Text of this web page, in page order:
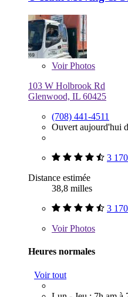
VoirPhotos
103 W Holbrook Rd
Glenwood, IL 60425
(708) 441-4511
Ouvert aujourd'hui
3
Distance estimée
38,8 milles
3
VoirPhotos
Heures normales
Voir tout